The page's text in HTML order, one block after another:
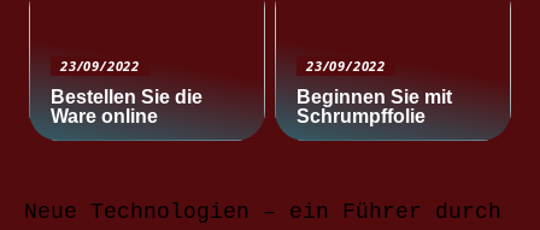
23/09/2022
Bestellen Sie die
Ware online
23/09/2022
Beginnen Sie mit
Schrumpffolie
Neue Technologien – ein Führer durch